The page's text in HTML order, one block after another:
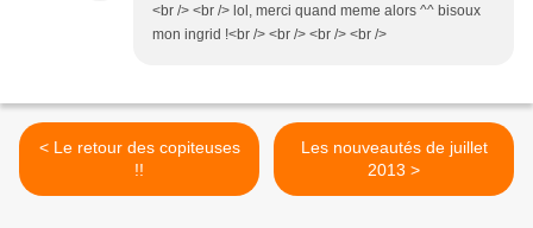
<br /> <br /> lol, merci quand meme alors ^^ bisoux
mon ingrid !<br /> <br /> <br /> <br />
< Le retour des copiteuses
!!
Les nouveautés de juillet
2013 >